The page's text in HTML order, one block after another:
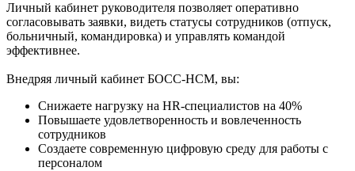
Личный кабинет руководителя позволяет оперативно
согласовывать заявки, видеть статусы сотрудников (отпуск,
больничный, командировка) и управлять командой
эффективнее.
Внедряя личный кабинет БОСС-HCM, вы:
Снижаете нагрузку на HR-специалистов на 40%
Повышаете удовлетворенность и вовлеченность
сотрудников
Создаете современную цифровую среду для работы с
персоналом